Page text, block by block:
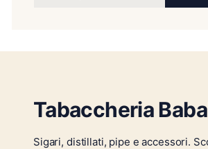
Tabaccheria
Sigari, distillati, pipe e accessori.